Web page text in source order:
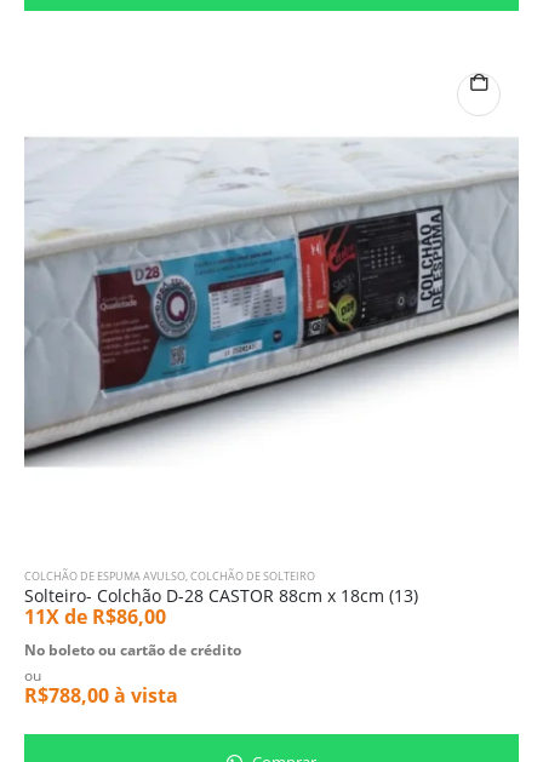
COLCHÃO DE ESPUMA AVULSO,COLCHÃO DE SOLTEIRO
Solteiro- Colchão D-28 CASTOR 88cm x 18cm (13)
11X de R$86,00
No boleto ou cartão de crédito
ou
R$788,00à vista